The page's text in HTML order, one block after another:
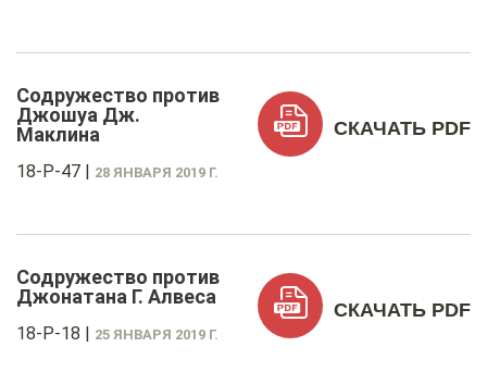
Содружество против
Джошуа Дж.
Маклина
18-P-47 | 28 ЯНВАРЯ 2019 Г.
СКАЧАТЬ PDF
Содружество против
Джонатана Г. Алвеса
18-P-18 | 25 ЯНВАРЯ 2019 Г.
СКАЧАТЬ PDF